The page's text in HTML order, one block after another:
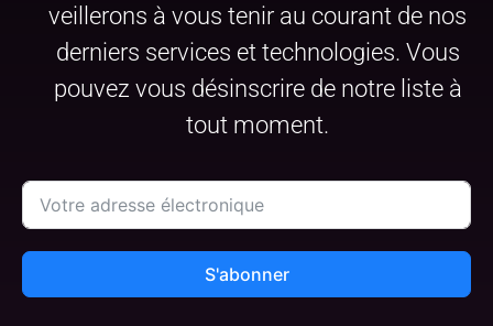
veillerons à vous tenir au courant de nos
derniers services et technologies. Vous
pouvez vous désinscrire de notre liste à
tout moment.
S'abonner